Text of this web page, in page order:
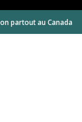
partout au Canada